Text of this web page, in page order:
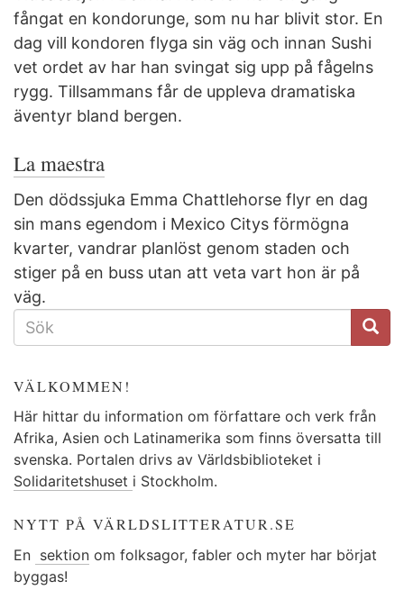
fångat en kondorunge, som nu har blivit stor. En
dag vill kondoren flyga sin väg och innan Sushi
vet ordet av har han svingat sig upp på fågelns
rygg. Tillsammans får de uppleva dramatiska
äventyr bland bergen.
La maestra
Den dödssjuka Emma Chattlehorse flyr en dag
sin mans egendom i Mexico Citys förmögna
kvarter, vandrar planlöst genom staden och
stiger på en buss utan att veta vart hon är på
väg.
SÖKFORMULÄR
VÄLKOMMEN!
Här hittar du information om författare och verk från
Afrika, Asien och Latinamerika som finns översatta till
svenska. Portalen drivs av Världsbiblioteket i
Solidaritetshuset i Stockholm.
NYTT PÅ VÄRLDSLITTERATUR.SE
En sektion om folksagor, fabler och myter har börjat
byggas!